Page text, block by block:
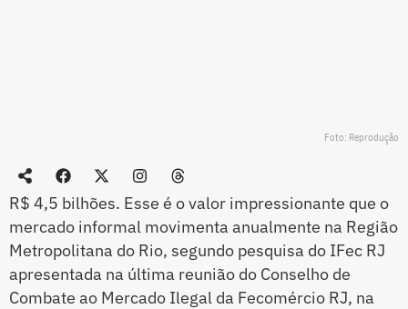
Foto: Reprodução
R$ 4,5 bilhões. Esse é o valor impressionante que o
mercado informal movimenta anualmente na Região
Metropolitana do Rio, segundo pesquisa do IFec RJ
apresentada na última reunião do Conselho de
Combate ao Mercado Ilegal da Fecomércio RJ, na